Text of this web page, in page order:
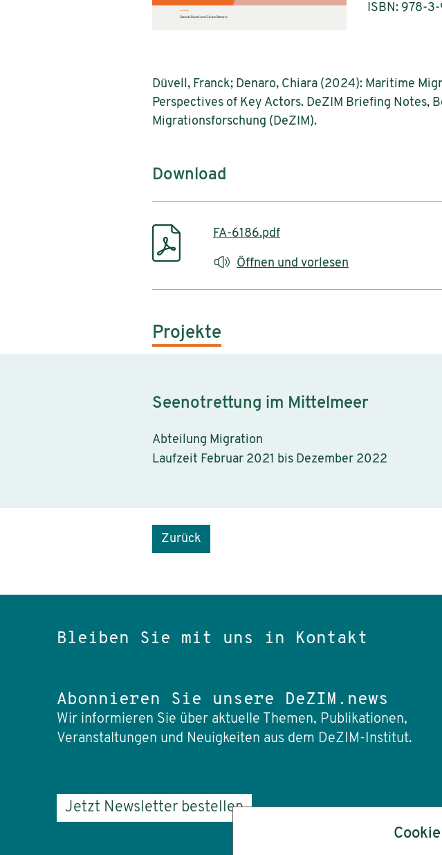
ISBN: 978-
Düvell, Franck; Denaro, Chiara (2024): Maritime
Perspectives of Key Actors. DeZIM Briefing Notes,
Migrationsforschung (DeZIM).
Download
FA-6186.pdf
Öffnen und vorlesen
Projekte
Seenotrettung im Mittelmeer
Abteilung Migration
Laufzeit Februar 2021 bis Dezember 2022
Zurück
Bleiben Sie mit uns in Kontakt
Abonnieren Sie unsere DeZIM.news
Wir informieren Sie über aktuelle Themen, Publikationen,
Veranstaltungen und Neuigkeiten aus dem DeZIM-Institut.
Jetzt Newsletter bestellen